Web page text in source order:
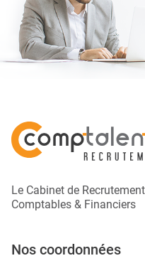
Le Cabinet de
Comptables & Financiers
Nos coordonnées